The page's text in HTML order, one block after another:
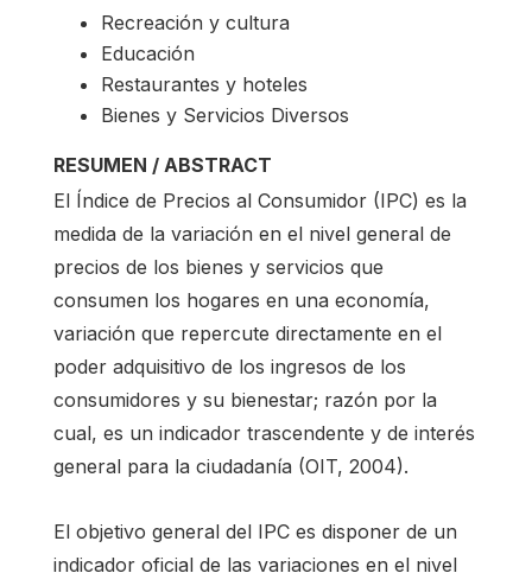
Recreación y cultura
Educación
Restaurantes y hoteles
Bienes y Servicios Diversos
RESUMEN / ABSTRACT
El Índice de Precios al Consumidor (IPC) es la
medida de la variación en el nivel general de
precios de los bienes y servicios que
consumen los hogares en una economía,
variación que repercute directamente en el
poder adquisitivo de los ingresos de los
consumidores y su bienestar; razón por la
cual, es un indicador trascendente y de interés
general para la ciudadanía (OIT, 2004).
El objetivo general del IPC es disponer de un
indicador oficial de las variaciones en el nivel